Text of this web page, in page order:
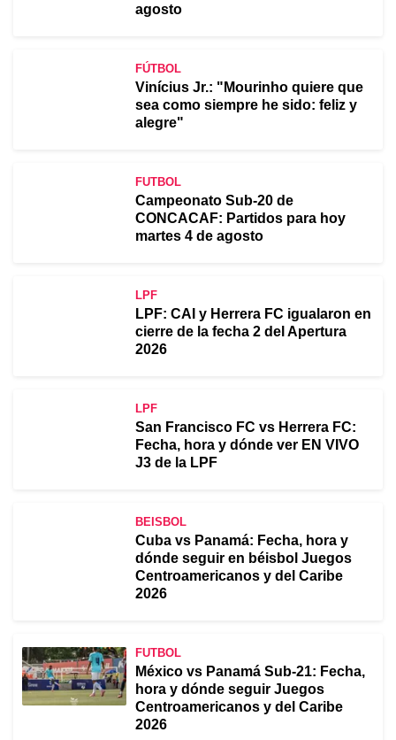
agosto
FÚTBOL
Vinícius Jr.: "Mourinho quiere que
sea como siempre he sido: feliz y
alegre"
FUTBOL
Campeonato Sub-20 de
CONCACAF: Partidos para hoy
martes 4 de agosto
LPF
LPF: CAI y Herrera FC igualaron en
cierre de la fecha 2 del Apertura
2026
LPF
San Francisco FC vs Herrera FC:
Fecha, hora y dónde ver EN VIVO
J3 de la LPF
BEISBOL
Cuba vs Panamá: Fecha, hora y
dónde seguir en béisbol Juegos
Centroamericanos y del Caribe
2026
FUTBOL
México vs Panamá Sub-21: Fecha,
hora y dónde seguir Juegos
Centroamericanos y del Caribe
2026